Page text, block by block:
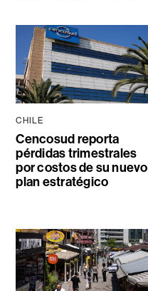
CHILE
Cencosud reporta
pérdidas trimestrales
por costos de su nuevo
plan estratégico